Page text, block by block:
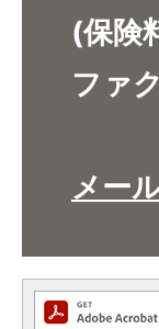
(保険
ファ
メー